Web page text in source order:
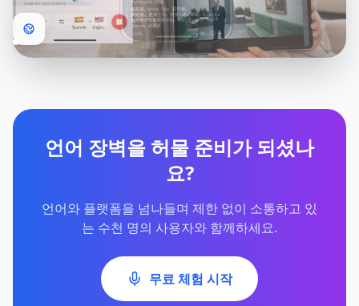
언어 장벽을 허물 준비가 되셨나
요?
언어와 플랫폼을 넘나들며 제한 없이 소통하고 있
는 수천 명의 사용자와 함께하세요.
무료 체험 시작